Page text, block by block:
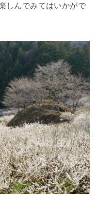
しんでみてはいかがで